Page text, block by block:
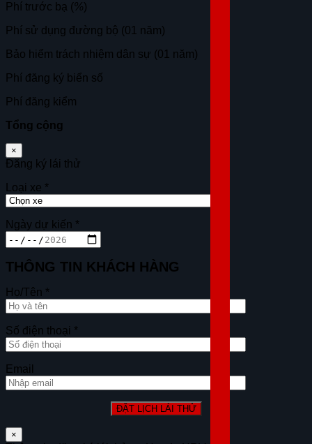
Phí trước bạ (%)
Phí sử dụng đường bộ (01 năm)
Bảo hiểm trách nhiệm dân sự (01 năm)
Phí đăng ký biển số
Phí đăng kiểm
Tổng cộng
×
Đăng ký lái thử
Loại xe *
Ngày dự kiến *
THÔNG TIN KHÁCH HÀNG
Họ/Tên *
Số điện thoại *
Email
×